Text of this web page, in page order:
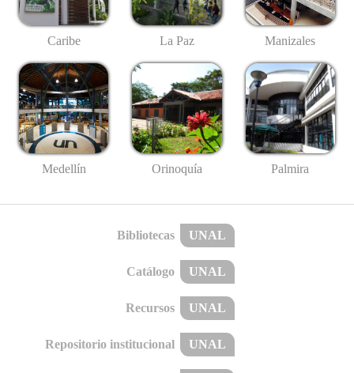
Caribe La Paz Manizales
Medellín Orinoquía Palmira
Bibliotecas UNAL
Catálogo UNAL
Recursos UNAL
Repositorio institucional UNAL